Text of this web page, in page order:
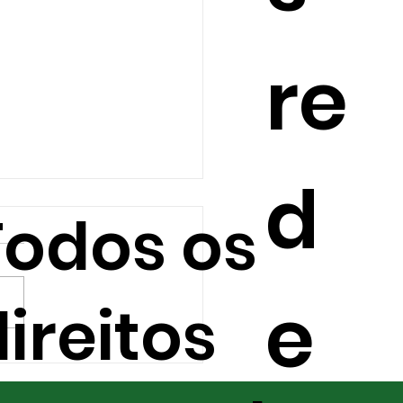
re
d
e
da
de fungicidas
os